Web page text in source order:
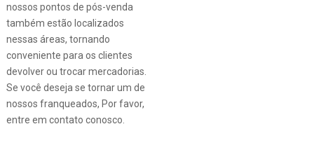
nossos pontos de pós-venda
também estão localizados
nessas áreas, tornando
conveniente para os clientes
devolver ou trocar mercadorias.
Se você deseja se tornar um de
nossos franqueados, Por favor,
entre em contato conosco.